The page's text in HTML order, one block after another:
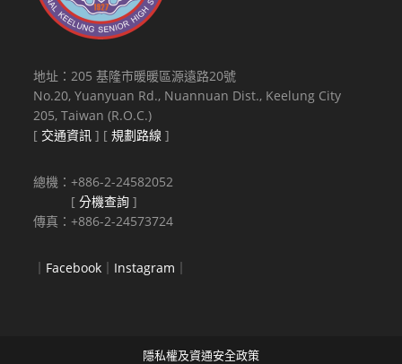
地址：205 基隆市暖暖區源遠路20號
No.20, Yuanyuan Rd., Nuannuan Dist., Keelung City
205, Taiwan (R.O.C.)
[ 交通資訊 ] [規劃路線 ]
總機：+886-2-24582052
[分機查詢 ]
傳真：+886-2-24573724
｜ Facebook ｜ Instagram ｜
隱私權及資通安全政策